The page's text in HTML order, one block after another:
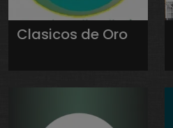
Clasicos de Oro